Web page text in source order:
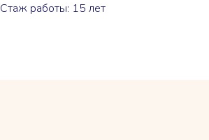
Стаж работы: 15 лет